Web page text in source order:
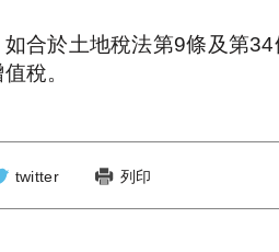
合於土地稅法第9條及第
稅。
twitter 列印